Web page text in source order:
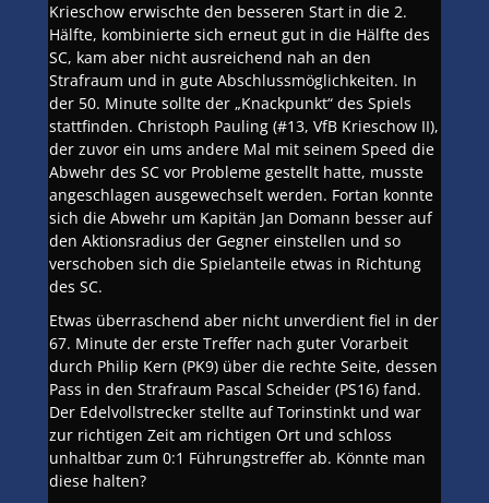
Krieschow erwischte den besseren Start in die 2.
Hälfte, kombinierte sich erneut gut in die Hälfte des
SC, kam aber nicht ausreichend nah an den
Strafraum und in gute Abschlussmöglichkeiten. In
der 50. Minute sollte der „Knackpunkt“ des Spiels
stattfinden. Christoph Pauling (#13, VfB Krieschow II),
der zuvor ein ums andere Mal mit seinem Speed die
Abwehr des SC vor Probleme gestellt hatte, musste
angeschlagen ausgewechselt werden. Fortan konnte
sich die Abwehr um Kapitän Jan Domann besser auf
den Aktionsradius der Gegner einstellen und so
verschoben sich die Spielanteile etwas in Richtung
des SC.
Etwas überraschend aber nicht unverdient fiel in der
67. Minute der erste Treffer nach guter Vorarbeit
durch Philip Kern (PK9) über die rechte Seite, dessen
Pass in den Strafraum Pascal Scheider (PS16) fand.
Der Edelvollstrecker stellte auf Torinstinkt und war
zur richtigen Zeit am richtigen Ort und schloss
unhaltbar zum 0:1 Führungstreffer ab. Könnte man
diese halten?